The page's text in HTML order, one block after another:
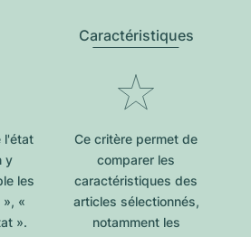
l'état
y
les
«
».
Caractéristiques
Ce critère permet de
comparer les
caractéristiques des
articles sélectionnés,
notamment les